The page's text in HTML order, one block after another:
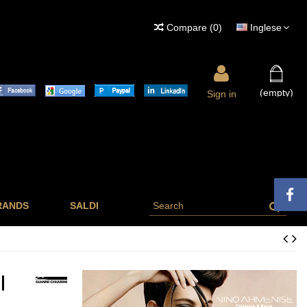
Inglese
Compare (0)
(empty)
Sign in
SALDI